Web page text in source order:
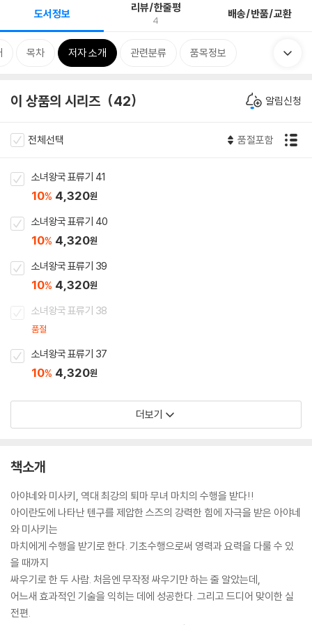
도서정보 리뷰/한줄평
4 배송/반품/교환
목차 저자 소개 관련분류 품목정보
이 상품의 시리즈 42 알림신청
전체선택 품절포함
소녀왕국 표류기 41
10% 4,320원
소녀왕국 표류기 40
10% 4,320원
소녀왕국 표류기 39
10% 4,320원
소녀왕국 표류기 38
품절
소녀왕국 표류기 37
10% 4,320원
더보기
책소개
아야네와 미사키, 역대 최강의 퇴마 무녀 마치의 수행을 받다!!
아이란도에 나타난 텐구를 제압한 스즈의 강력한 힘에 자극을 받은 아야네
와 미사키는
마치에게 수행을 받기로 한다. 기초수행으로써 영력과 요력을 다룰 수 있
을 때까지
싸우기로 한 두 사람. 처음엔 무작정 싸우기만 하는 줄 알았는데,
어느새 효과적인 기술을 익히는 데에 성공한다. 그리고 드디어 맞이한 실
전편.